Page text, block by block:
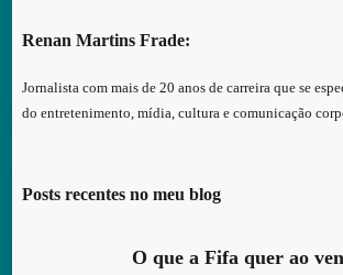
Renan Martins Frade:
Jornalista com mais de 20 anos de carreira que se
do entretenimento, mídia, cultura e comunicação
Posts recentes no meu blog
O que a Fifa quer ao